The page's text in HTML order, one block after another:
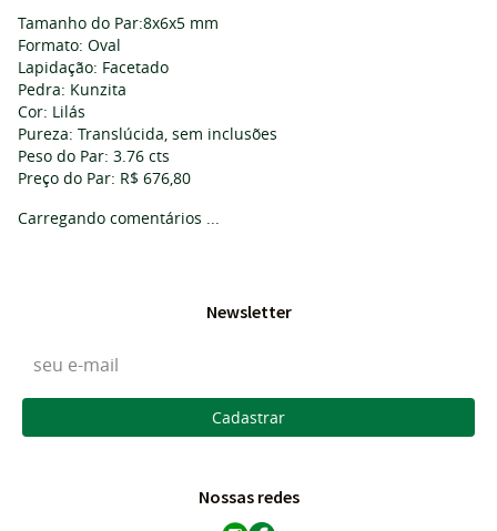
Tamanho do Par:8x6x5 mm
Formato: Oval
Lapidação: Facetado
Pedra: Kunzita
Cor: Lilás
Pureza: Translúcida, sem inclusões
Peso do Par: 3.76 cts
Preço do Par: R$ 676,80
Carregando comentários ...
Newsletter
Cadastrar
Nossas redes